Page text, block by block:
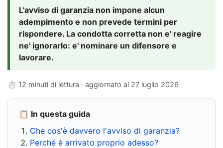
L'avviso di garanzia non impone alcun
adempimento e non prevede termini per
rispondere. La condotta corretta non e' reagire
ne' ignorarlo: e' nominare un difensore e
lavorare.
⏱ 12 minuti di lettura · aggiornato al 27 luglio 2026
📋 In questa guida
Che cos'è davvero l'avviso di garanzia?
Perché è arrivato proprio adesso?